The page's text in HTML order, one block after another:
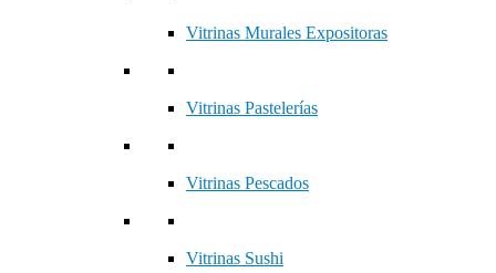
Vitrinas Murales Expositoras
Vitrinas Pastelerías
Vitrinas Pescados
Vitrinas Sushi